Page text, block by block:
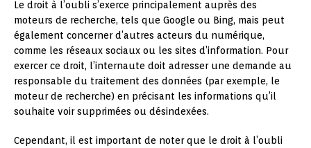
Le droit à l’oubli s’exerce principalement auprès des
moteurs de recherche, tels que Google ou Bing, mais peut
également concerner d’autres acteurs du numérique,
comme les réseaux sociaux ou les sites d’information. Pour
exercer ce droit, l’internaute doit adresser une demande au
responsable du traitement des données (par exemple, le
moteur de recherche) en précisant les informations qu’il
souhaite voir supprimées ou désindexées.
Cependant, il est important de noter que le droit à l’oubli